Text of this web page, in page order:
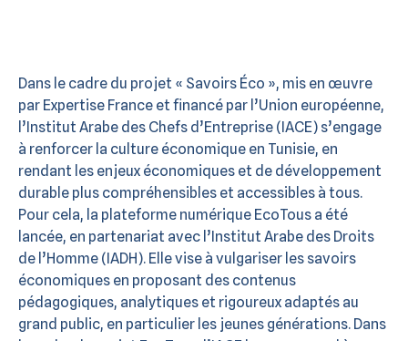
Dans le cadre du projet « Savoirs Éco », mis en œuvre
par Expertise France et financé par l’Union européenne,
l’Institut Arabe des Chefs d’Entreprise (IACE) s’engage
à renforcer la culture économique en Tunisie, en
rendant les enjeux économiques et de développement
durable plus compréhensibles et accessibles à tous.
Pour cela, la plateforme numérique EcoTous a été
lancée, en partenariat avec l’Institut Arabe des Droits
de l’Homme (IADH). Elle vise à vulgariser les savoirs
économiques en proposant des contenus
pédagogiques, analytiques et rigoureux adaptés au
grand public, en particulier les jeunes générations. Dans